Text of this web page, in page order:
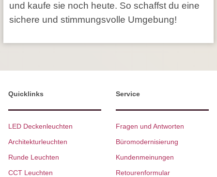
und kaufe sie noch heute. So schaffst du eine
sichere und stimmungsvolle Umgebung!
Quicklinks
LED Deckenleuchten
Architekturleuchten
Runde Leuchten
CCT Leuchten
Service
Fragen und Antworten
Büromodernisierung
Kundenmeinungen
Retourenformular